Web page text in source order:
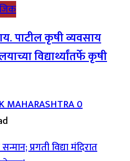
पाटील कृषी व्यवसाय
विद्यार्थ्यांतर्फे कृषी
MAHARASHTRA0